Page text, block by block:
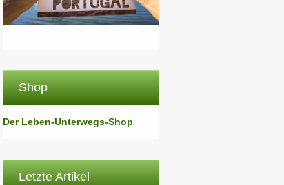
Shop
Der Leben-Unterwegs-Shop
Letzte Artikel